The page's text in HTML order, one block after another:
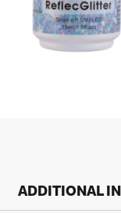
ADDITIONAL